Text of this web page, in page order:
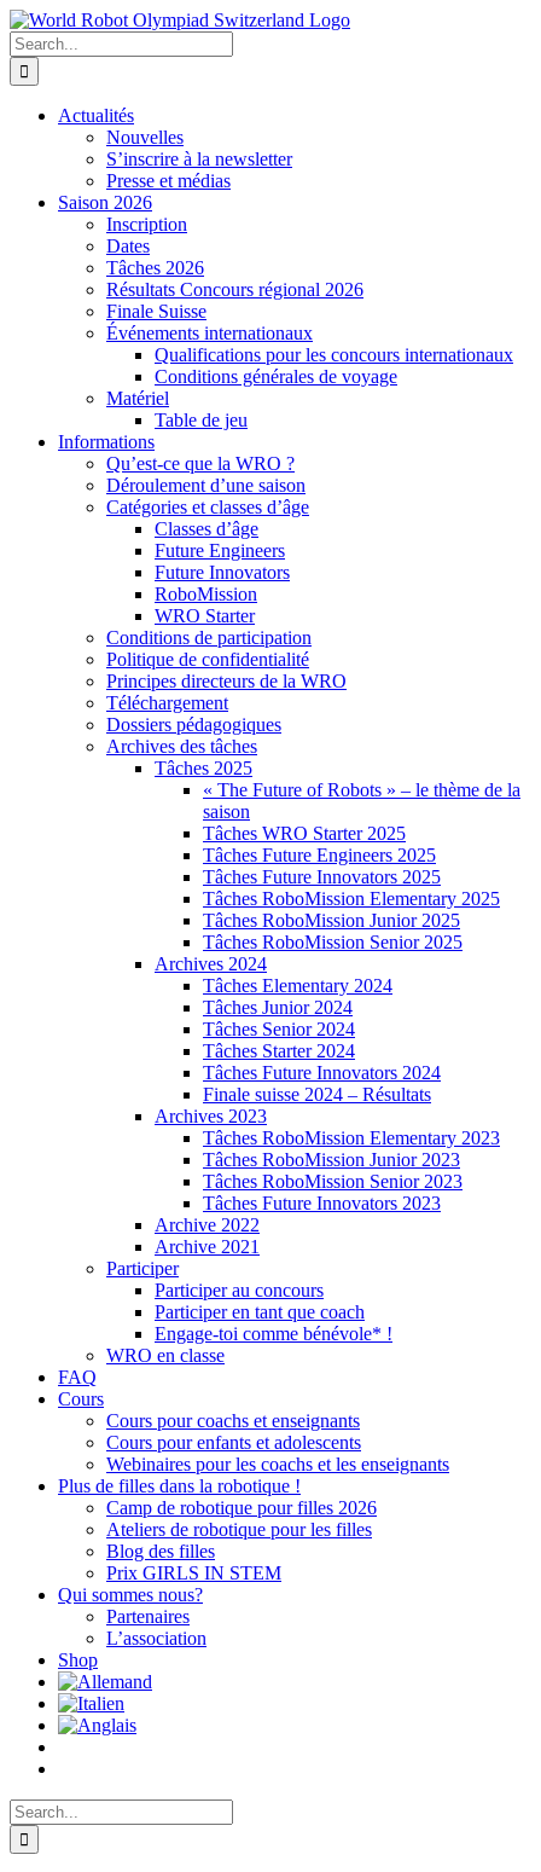
Skip
to
content
Search
for:
Actualités
Nouvelles
S’inscrire à la newsletter
Presse et médias
Saison 2026
Inscription
Dates
Tâches 2026
Résultats Concours régional 2026
Finale Suisse
Événements internationaux
Qualifications pour les concours internationaux
Conditions générales de voyage
Matériel
Table de jeu
Informations
Qu’est-ce que la WRO ?
Déroulement d’une saison
Catégories et classes d’âge
Classes d’âge
Future Engineers
Future Innovators
RoboMission
WRO Starter
Conditions de participation
Politique de confidentialité
Principes directeurs de la WRO
Téléchargement
Dossiers pédagogiques
Archives des tâches
Tâches 2025
« The Future of Robots » – le thème de la
saison
Tâches WRO Starter 2025
Tâches Future Engineers 2025
Tâches Future Innovators 2025
Tâches RoboMission Elementary 2025
Tâches RoboMission Junior 2025
Tâches RoboMission Senior 2025
Archives 2024
Tâches Elementary 2024
Tâches Junior 2024
Tâches Senior 2024
Tâches Starter 2024
Tâches Future Innovators 2024
Finale suisse 2024 – Résultats
Archives 2023
Tâches RoboMission Elementary 2023
Tâches RoboMission Junior 2023
Tâches RoboMission Senior 2023
Tâches Future Innovators 2023
Archive 2022
Archive 2021
Participer
Participer au concours
Participer en tant que coach
Engage-toi comme bénévole* !
WRO en classe
FAQ
Cours
Cours pour coachs et enseignants
Cours pour enfants et adolescents
Webinaires pour les coachs et les enseignants
Plus de filles dans la robotique !
Camp de robotique pour filles 2026
Ateliers de robotique pour les filles
Blog des filles
Prix GIRLS IN STEM
Qui sommes nous?
Partenaires
L’association
Shop
Search
for: